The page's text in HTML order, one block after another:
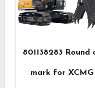
801138283 Round
mark for XCMG